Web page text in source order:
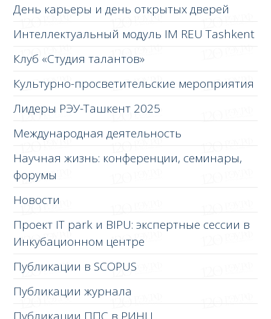
День карьеры и день открытых дверей
Интеллектуальный модуль IM REU Tashkent
Клуб «Студия талантов»
Культурно-просветительские мероприятия
Лидеры РЭУ-Ташкент 2025
Международная деятельность
Научная жизнь: конференции, семинары,
форумы
Новости
Проект IT park и BIPU: экспертные сессии в
Инкубационном центре
Публикации в SCOPUS
Публикации журнала
Публикации ППС в РИНЦ